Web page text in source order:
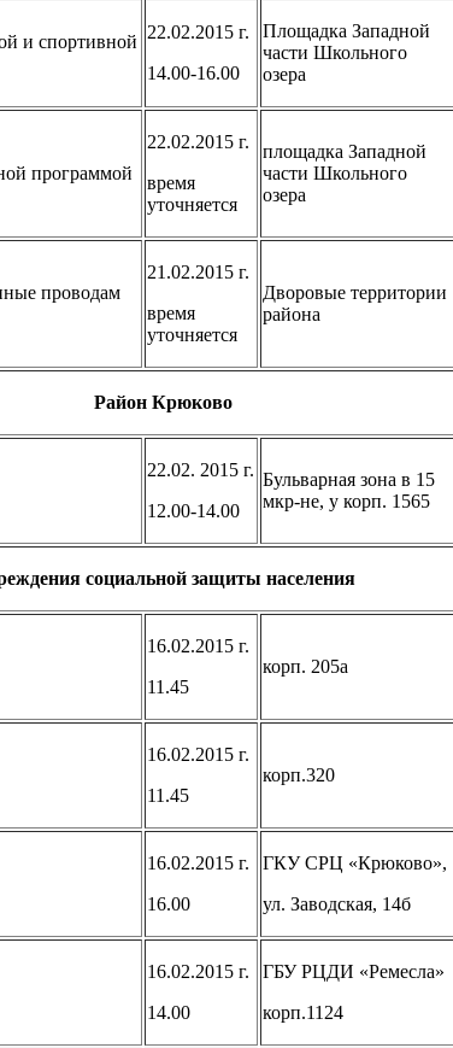
и спортивной 22.02.2015 г.
14.00-16.00
Площадка Западной
части Школьного
озера
программой
22.02.2015 г.
время
уточняется
площадка Западной
части Школьного
озера
проводам
21.02.2015 г.
время
уточняется
Дворовые территории
района
Район Крюково
22.02. 2015 г.
12.00-14.00
Бульварная зона в 15
мкр-не, у корп. 1565
социальной защиты населения
16.02.2015 г.
11.45
корп. 205а
16.02.2015 г.
11.45
корп.320
16.02.2015 г.
16.00
ГКУ СРЦ «Крюково»,
ул. Заводская, 14б
16.02.2015 г.
14.00
ГБУ РЦДИ «Ремесла»
корп.1124